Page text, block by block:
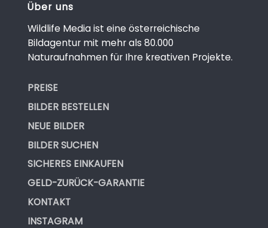
Über uns
Wildlife Media ist eine österreichische
Bildagentur mit mehr als 80.000
Naturaufnahmen für Ihre kreativen Projekte.
PREISE
BILDER BESTELLEN
NEUE BILDER
BILDER SUCHEN
SICHERES EINKAUFEN
GELD-ZURÜCK-GARANTIE
KONTAKT
INSTAGRAM